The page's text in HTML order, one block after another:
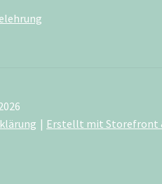
Erstellt mit Storefront